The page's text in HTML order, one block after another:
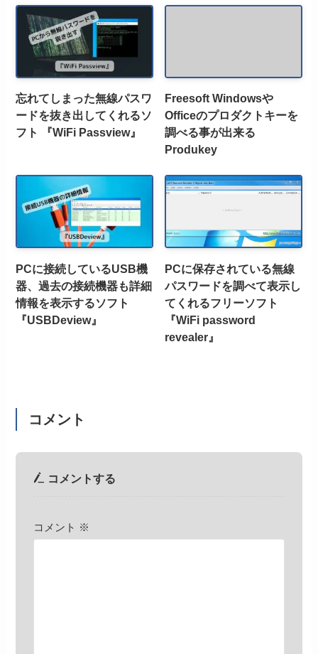
忘れてしまった無線パスワ
ードを抜き出してくれるソ
フト 『WiFi Passview』
Freesoft Windowsや
Officeのプロダクトキーを
調べる事が出来る
Produkey
PCに接続しているUSB機
器、過去の接続機器も詳細
情報を表示するソフト
『USBDeview』
PCに保存されている無線
パスワードを調べて表示し
てくれるフリーソフト
『WiFi password
revealer』
コメント
コメントする
コメント ※